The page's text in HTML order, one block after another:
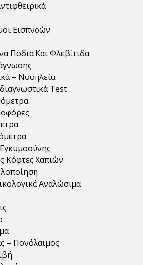
Εισπνοών
Πόδια Και Φλεβίτιδα
– Νοσηλεία
Test
Κόφτες Χαπιών
Αναλώσιμα
– Πονόλαιμος